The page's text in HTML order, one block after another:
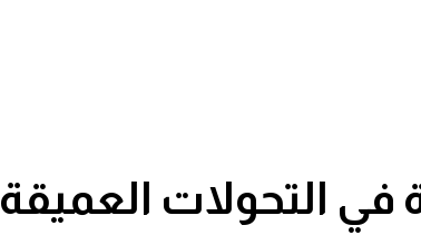
في التحولات العميقة